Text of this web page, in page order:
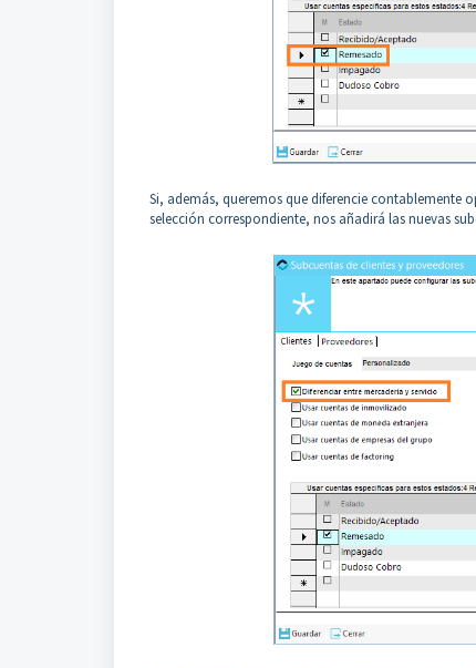
Si, además, queremos que diferencie contablemente
selección correspondiente, nos añadirá las nuevas